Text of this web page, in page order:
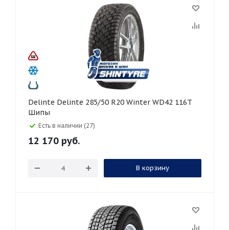
Delinte Delinte 285/50 R20 Winter WD42 116T
Шипы
Есть в наличии (27)
12 170 руб.
В корзину